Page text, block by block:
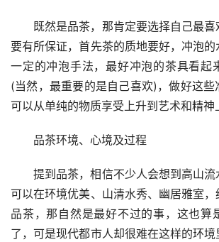
既然是品茶，那肯定要选择自己最
要有所保证，首先茶的质地要好，冲泡
一定的冲泡手法，最好冲泡的茶具看起
(当然，最重要的是自己喜欢)，做好这些
可以从单纯的物质享受上升到艺术和精神
品茶环境、心境及过程
提到品茶，相信不少人会想到高山
可以在环境优美、山清水秀、幽居雅室
品茶，那自然是最好不过的事，这也算
了，可是现代都市人却很难在这样的环